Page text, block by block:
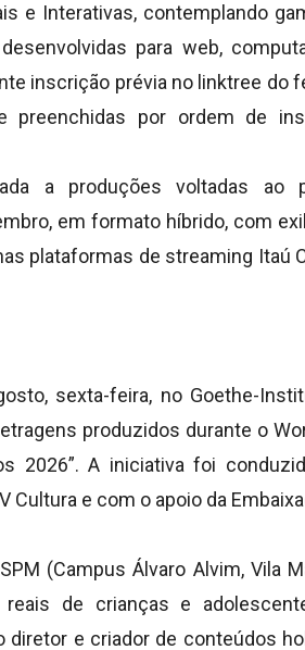
e Interativas, contemplando
para web,
inscrição prévia no linktree do
preenchidas por ordem de
a produções voltadas ao
em formato híbrido, com
plataformas de streaming Itaú
sexta-feira, no Goethe-
produzidos durante o
2026”. A iniciativa foi
Cultura e com o apoio da
(Campus Álvaro Alvim, Vila
reais de crianças e
diretor e criador de conteúdos